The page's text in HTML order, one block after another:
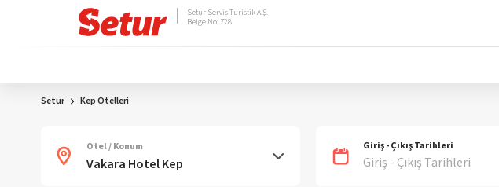
Setur Servis Turistik A.Ş.
Belge No: 728
Setur Kep Otelleri
Otel / Konum Giriş - Çıkış Tarihleri
Giriş - Çıkış Tarihleri